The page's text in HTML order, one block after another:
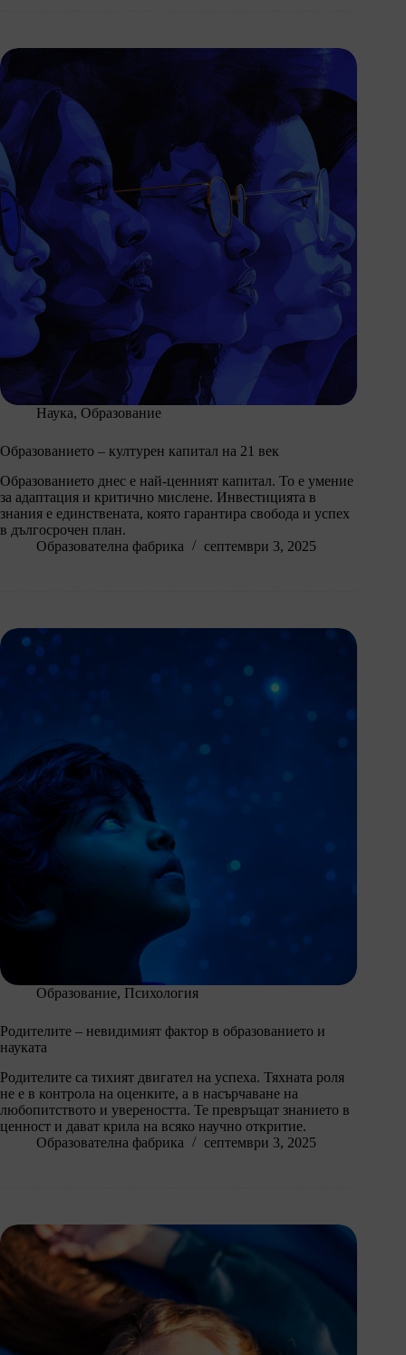
Наука, Образование
Образованието – културен капитал на 21 век
Образованието днес е най-ценният капитал. То е умение
за адаптация и критично мислене. Инвестицията в
знания е единствената, която гарантира свобода и успех
в дългосрочен план.
Образователна фабрика
септември 3, 2025
Образование, Психология
Родителите – невидимият фактор в образованието и
науката
Родителите са тихият двигател на успеха. Тяхната роля
не е в контрола на оценките, а в насърчаване на
любопитството и увереността. Те превръщат знанието в
ценност и дават крила на всяко научно откритие.
Образователна фабрика
септември 3, 2025